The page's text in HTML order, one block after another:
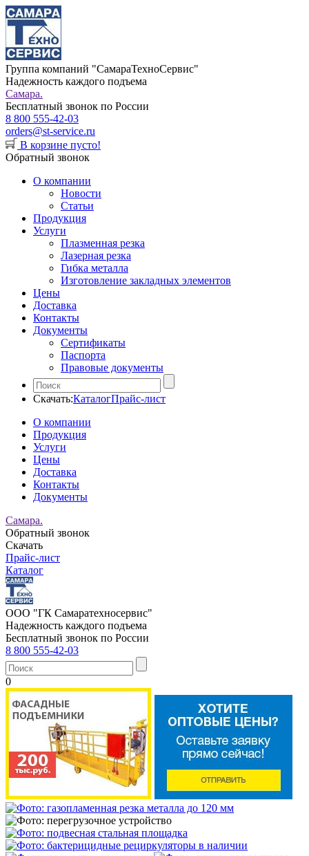
Группа компаний "СамараТехноСервис"
Надежность каждого подъема
Самара.
Бесплатный звонок по России
8 800 555-42-03
orders@st-service.ru
В корзине пусто!
Обратный звонок
О компании
Новости
Статьи
Продукция
Услуги
Плазменная резка
Лазерная резка
Гибка металла
Изготовление закладных элементов
Цены
Доставка
Контакты
Документы
Сертификаты
Паспорта
Правовые документы
Скачать:КаталогПрайс-лист
О компании
Продукция
Услуги
Цены
Доставка
Контакты
Документы
Самара.
Обратный звонок
Скачать
Прайс-лист
Каталог
ООО "ГК Самаратехносервис"
Надежность каждого подъема
Бесплатный звонок по России
8 800 555-42-03
0